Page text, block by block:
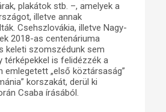
kommentár
trianoni szerződés
plakátok stb. –, amelyek a
illetve annak
Csehszlovákia, illetve Nagy-
2018-as centenáriuma
keleti szomszédunk sem
térképekkel is felidézzék a
emlegetett „első köztársaság”
korszakát, derül ki
Csaba írásából.